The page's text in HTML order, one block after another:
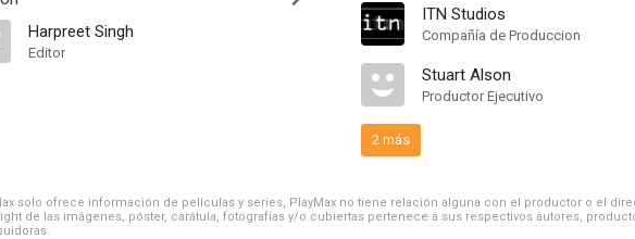
Harpreet Singh
Editor
ITN Studios
Compañía de Produccion
Stuart Alson
Productor Ejecutivo
2 más
solo ofrece información de películas y series, PlayMax no tiene relación alguna con el productor o el
de las imágenes, póster, carátula, fotografías y/o cubiertas pertenece a sus respectivos autores,